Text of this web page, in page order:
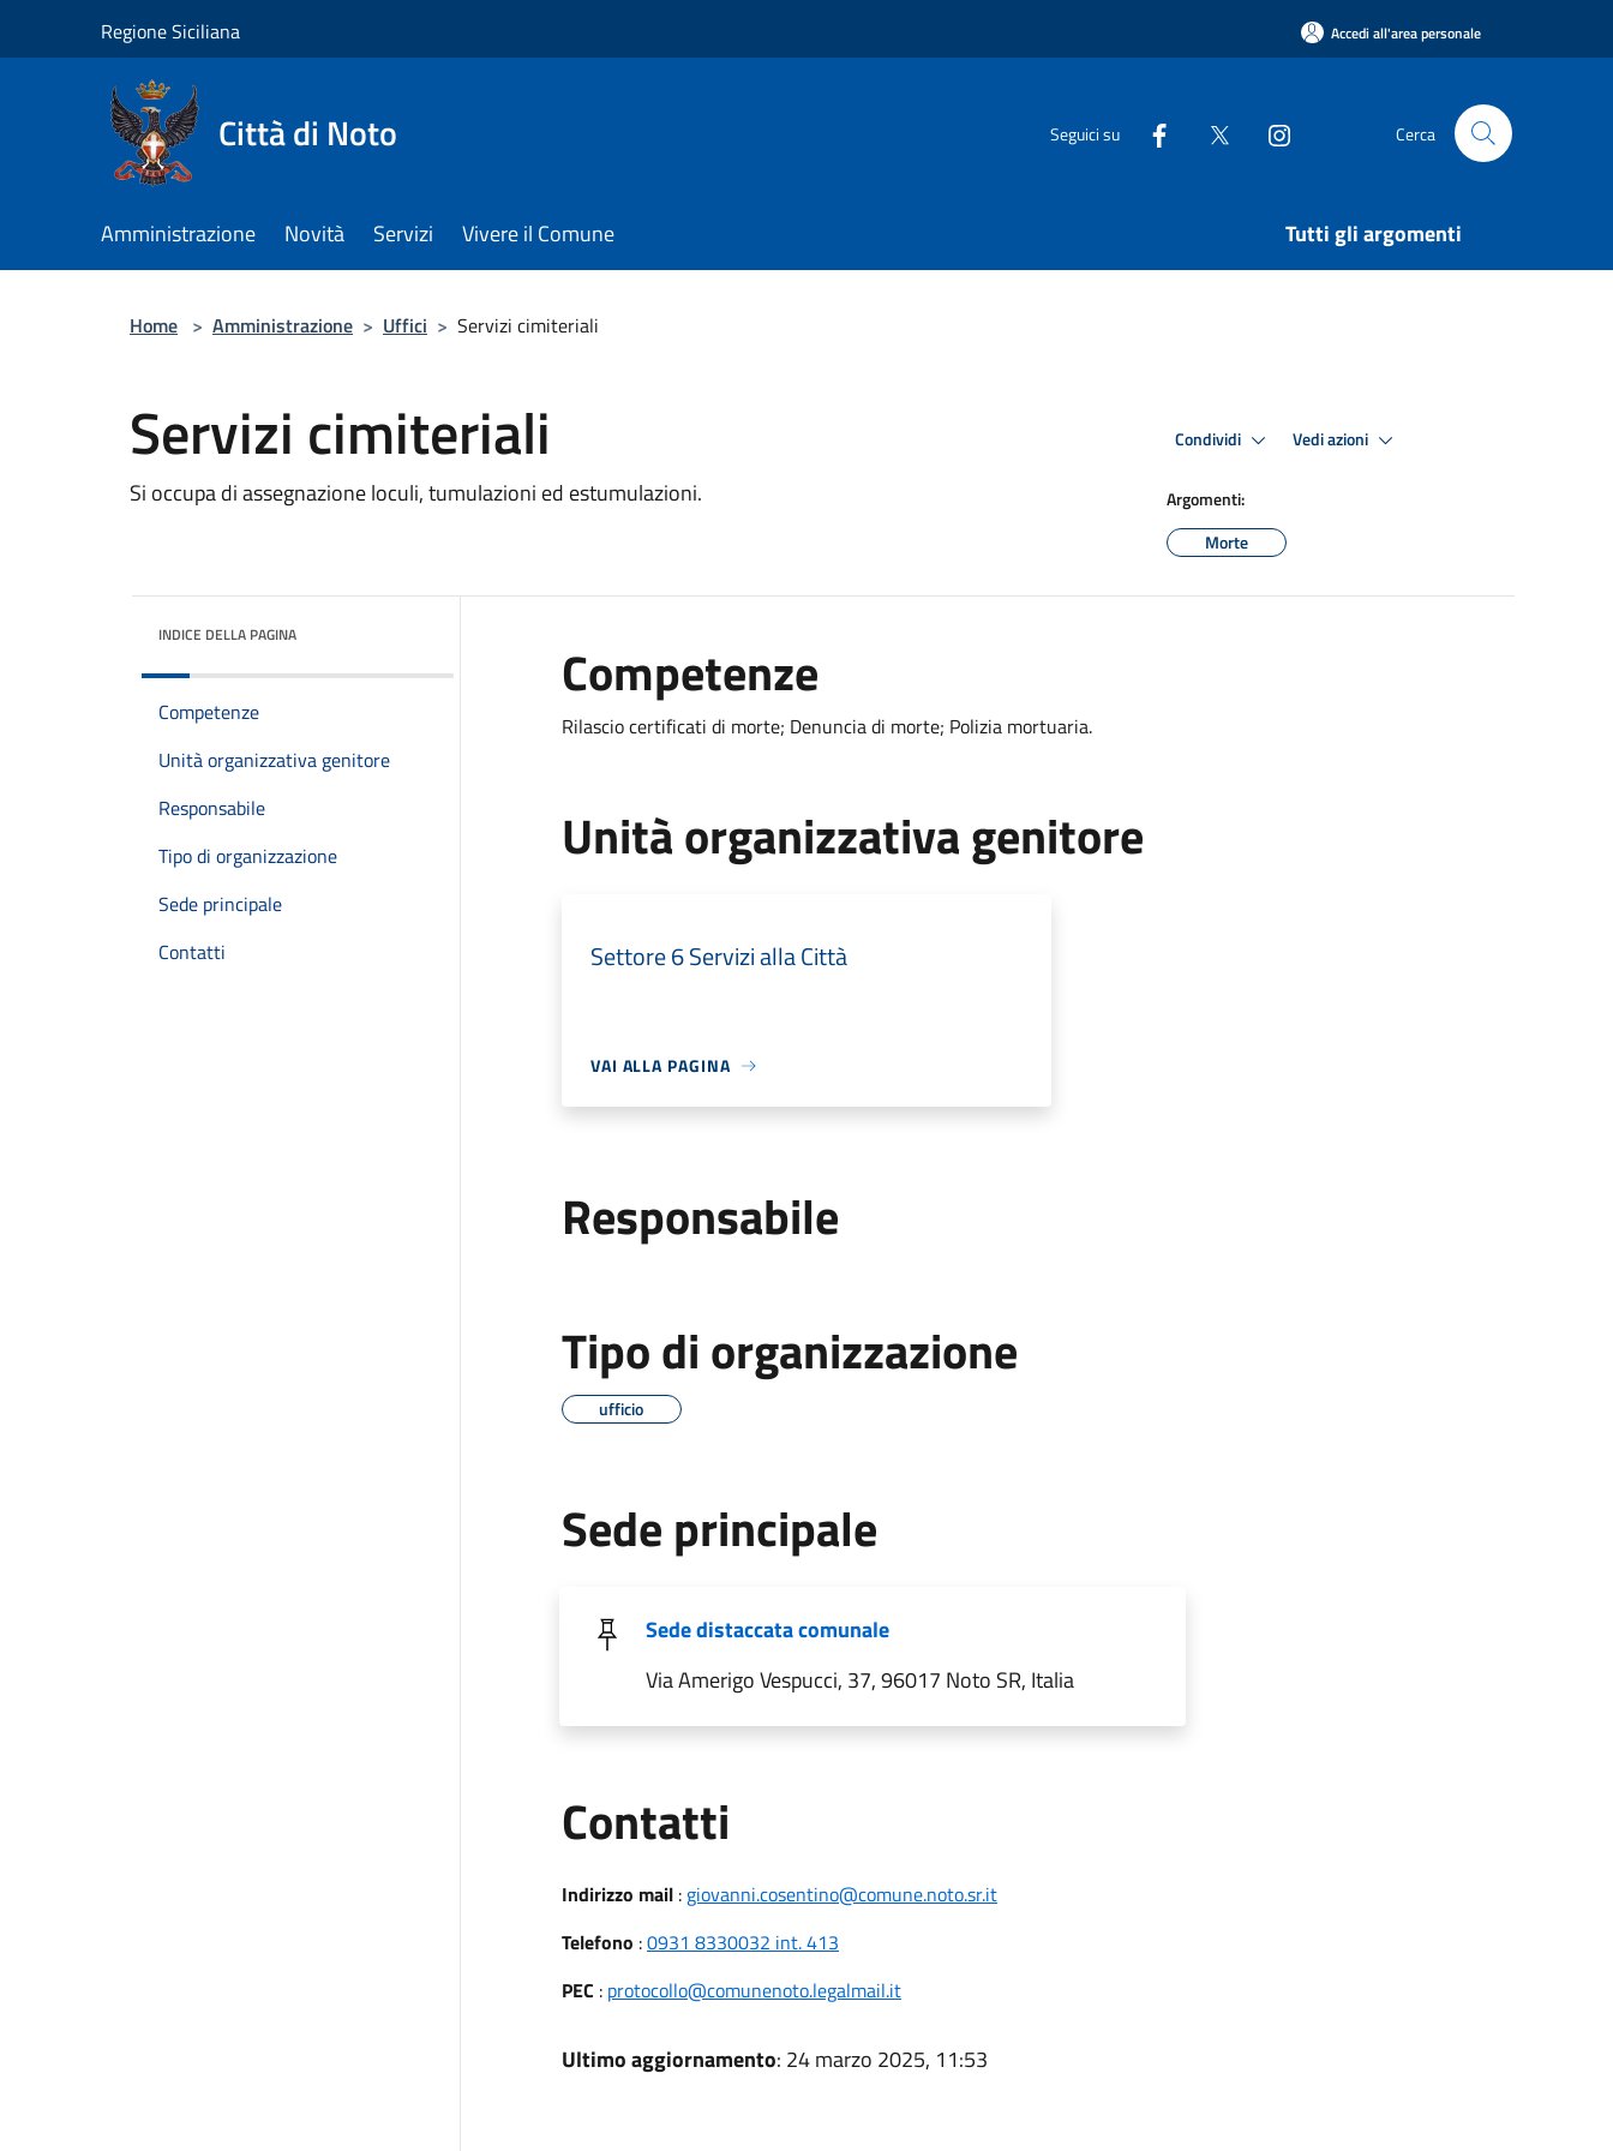
Regione Siciliana Accedi all'area personale
Città di Noto Seguici su Cerca
Amministrazione Novità Servizi Vivere il Comune Tutti gli argomenti
Home > Amministrazione > Uffici > Servizi cimiteriali
Servizi cimiteriali
Si occupa di assegnazione loculi, tumulazioni ed estumulazioni.
Condividi Vedi azioni
Argomenti:
Morte
INDICE DELLA PAGINA
Competenze
Unità organizzativa genitore
Responsabile
Tipo di organizzazione
Sede principale
Contatti
Competenze
Rilascio certificati di morte; Denuncia di morte; Polizia mortuaria.
Unità organizzativa genitore
Settore 6 Servizi alla Città
VAI ALLA PAGINA
Responsabile
Tipo di organizzazione
ufficio
Sede principale
Sede distaccata comunale
Via Amerigo Vespucci, 37, 96017 Noto SR, Italia
Contatti
Indirizzo mail: giovanni.cosentino@comune.noto.sr.it
Telefono :0931 8330032 int. 413
PEC : protocollo@comunenoto.legalmail.it
Ultimo aggiornamento: 24 marzo 2025, 11:53